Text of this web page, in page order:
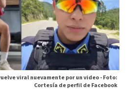
viral nuevamente por un video -Foto:
Cortesía de perfil de Facebook